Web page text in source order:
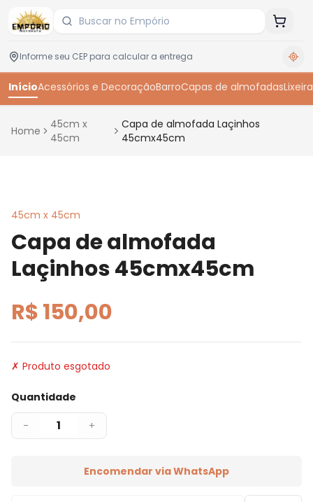
InícioAcessórios e DecoraçãoBarroCapas de almofadasLixeira
Home
45cm x
45cm
Capa de almofada Laçinhos
45cmx45cm
45cm x 45cm
Capa de almofada
Laçinhos 45cmx45cm
R$ 150,00
✗ Produto esgotado
Quantidade
- 1 +
Encomendar via WhatsApp